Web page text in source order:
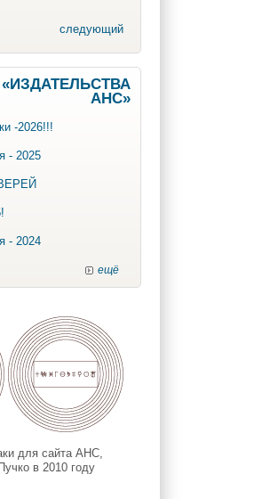
следующий
АНС»
-2026!!!
- 2025
- 2024
ещё
для сайта АНС,
в 2010 году